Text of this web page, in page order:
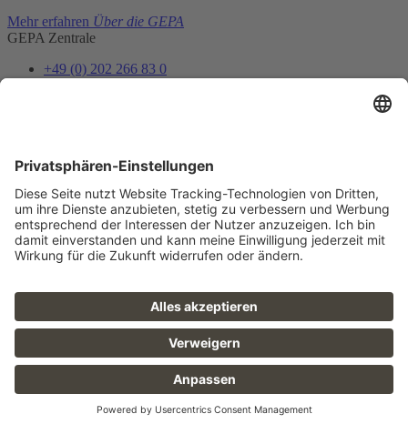
Mehr erfahren Über die GEPA
GEPA Zentrale
+49 (0) 202 266 83 0
Jetzt abonnieren
FAQ
Datenschutz
Barrierefreiheit
Karriere